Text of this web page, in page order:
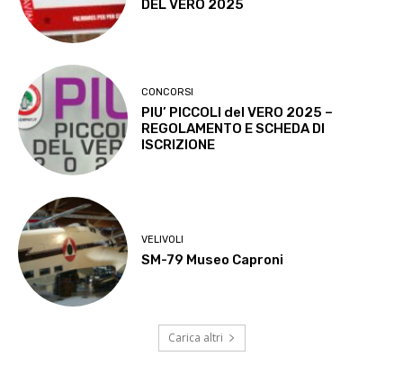
DEL VERO 2025
CONCORSI
PIU’ PICCOLI del VERO 2025 –
REGOLAMENTO E SCHEDA DI
ISCRIZIONE
VELIVOLI
SM-79 Museo Caproni
Carica altri